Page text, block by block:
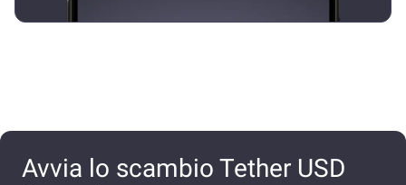
Avvia lo scambio Tether USD